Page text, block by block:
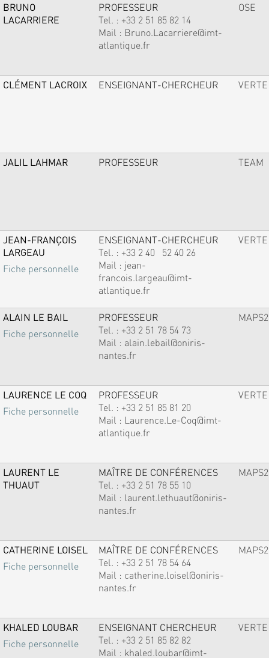
BRUNO
LACARRIERE
PROFESSEUR
Tel. : +33 2 51 85 82 14
Mail : Bruno.Lacarriere@imt-
atlantique.fr
OSE
CLÉMENT LACROIX ENSEIGNANT-CHERCHEUR VERTE
JALIL LAHMAR PROFESSEUR TEAM
JEAN-FRANÇOIS
LARGEAU
Fiche personnelle
ENSEIGNANT-CHERCHEUR
Tel. : +33 2 40 52 40 26
Mail : jean-
francois.largeau@imt-
atlantique.fr
VERTE
ALAIN LE BAIL
Fiche personnelle
PROFESSEUR
Tel. : +33 2 51 78 54 73
Mail : alain.lebail@oniris-
nantes.fr
MAPS2
LAURENCE LE COQ
Fiche personnelle
PROFESSEUR
Tel. : +33 2 51 85 81 20
Mail : Laurence.Le-Coq@imt-
atlantique.fr
VERTE
LAURENT LE
THUAUT
MAÎTRE DE CONFÉRENCES
Tel. : +33 2 51 78 55 10
Mail : laurent.lethuaut@oniris-
nantes.fr
MAPS2
CATHERINE LOISEL
Fiche personnelle
MAÎTRE DE CONFÉRENCES
Tel. : +33 2 51 78 54 64
Mail : catherine.loisel@oniris-
nantes.fr
MAPS2
KHALED LOUBAR
Fiche personnelle
ENSEIGNANT CHERCHEUR
Tel. : +33 2 51 85 82 82
Mail : khaled.loubar@imt-
VERTE